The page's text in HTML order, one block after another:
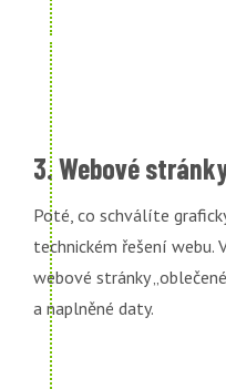
3. Webové
Poté, co schválíte
technickém řešení
webové stránky
a naplněné daty.